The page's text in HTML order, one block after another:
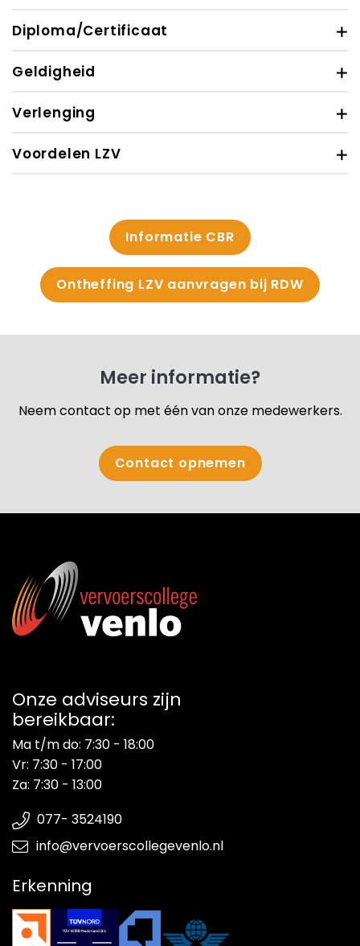
Diploma/Certificaat
Geldigheid
Verlenging
Voordelen LZV
Informatie CBR
Ontheffing LZV aanvragen bij RDW
Meer informatie?
Neem contact op met één van onze medewerkers.
Contact opnemen
Onze adviseurs zijn
bereikbaar:
Ma t/m do: 7:30 - 18:00
Vr: 7:30 - 17:00
Za: 7:30 - 13:00
077- 3524190
info@vervoerscollegevenlo.nl
Erkenning